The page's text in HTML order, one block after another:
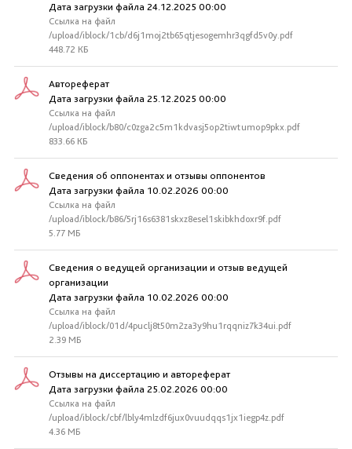
Дата загрузки файла 24.12.2025 00:00
Ссылка на файл
/upload/iblock/1cb/d6j1moj2tb65qtjesogemhr3qgfd5v0y.pdf
448.72 КБ
Автореферат
Дата загрузки файла 25.12.2025 00:00
Ссылка на файл
/upload/iblock/b80/c0zga2c5m1kdvasj5op2tiwtumop9pkx.pdf
833.66 КБ
Сведения об оппонентах и отзывы оппонентов
Дата загрузки файла 10.02.2026 00:00
Ссылка на файл
/upload/iblock/b86/5rj16s6381skxz8esel1skibkhdoxr9f.pdf
5.77 МБ
Сведения о ведущей организации и отзыв ведущей
организации
Дата загрузки файла 10.02.2026 00:00
Ссылка на файл
/upload/iblock/01d/4puclj8t50m2za3y9hu1rqqniz7k34ui.pdf
2.39 МБ
Отзывы на диссертацию и автореферат
Дата загрузки файла 25.02.2026 00:00
Ссылка на файл
/upload/iblock/cbf/lbly4mlzdf6jux0vuudqqs1jx1iegp4z.pdf
4.36 МБ